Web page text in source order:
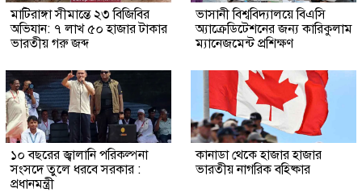
মাটিরাঙ্গা সীমান্তে ২৩ বিজিবির
অভিযান: ৭ লাখ ৫০ হাজার টাকার
ভারতীয় গরু জব্দ
ভাসানী বিশ্ববিদ্যালয়ে বিএসি
অ্যাক্রেডিটেশনের জন্য কারিকুলাম
ম্যানেজমেন্ট প্রশিক্ষণ
১০ বছরের জ্বালানি পরিকল্পনা
সংসদে তুলে ধরবে সরকার :
প্রধানমন্ত্রী
কানাডা থেকে হাজার হাজার
ভারতীয় নাগরিক বহিষ্কার